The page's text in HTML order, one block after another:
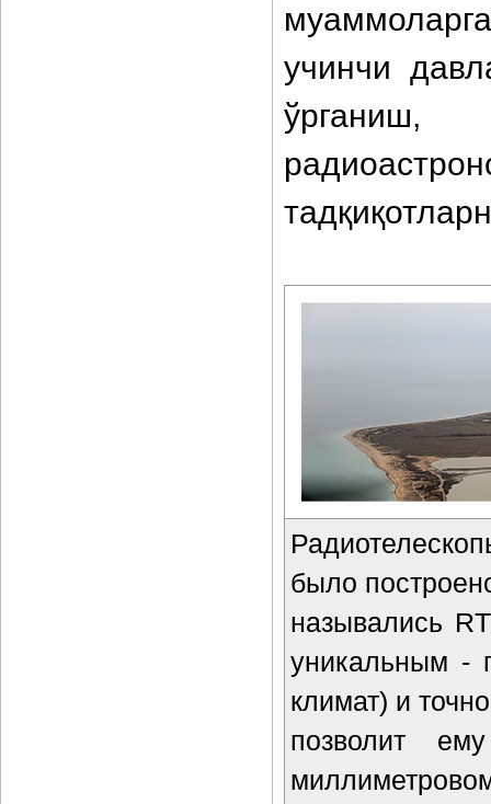
учинчи
ўрганиш,
было
назывались
уникальным -
климат) и
позволит